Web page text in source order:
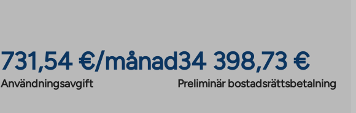
731,54 €/månad
Användningsavgift
34 398,73 €
Preliminär bostadsrättsbetalning